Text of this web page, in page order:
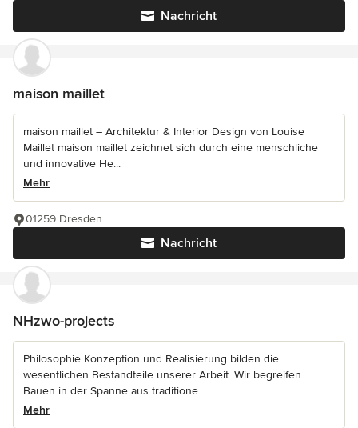
Nachricht
maison maillet
maison maillet – Architektur & Interior Design von Louise
Maillet maison maillet zeichnet sich durch eine menschliche
und innovative He...
Mehr
Nachricht
01259 Dresden
NHzwo-projects
Philosophie Konzeption und Realisierung bilden die
wesentlichen Bestandteile unserer Arbeit. Wir begreifen
Bauen in der Spanne aus traditione...
Mehr